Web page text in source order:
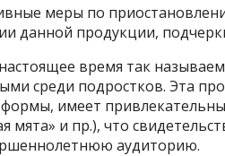
меры по
данной продукции,
время так
среди подростков. Эта
имеет
мята» и пр.), что
аудиторию.